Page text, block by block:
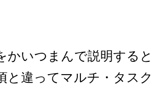
かいつまんで説明する
と違ってマルチ・タス